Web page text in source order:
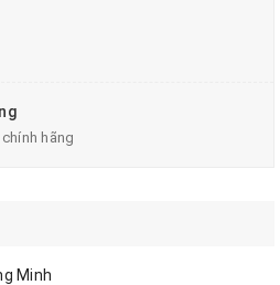
quan sân vườn, đường dẫn vào
ở, homestay, khách sạn, nhà nghỉ
bao gồm cột kèm theo)
𝙂𝙖𝙧𝙙𝙚𝙣 nhập khẩu và phân phối
hãng
Minh